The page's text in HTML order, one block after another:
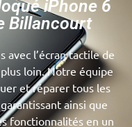
iPhone 6
Billancourt
avec l’écran tactile de
loin. Notre équipe
et réparer tous les
ainsi que
fonctionnalités en un